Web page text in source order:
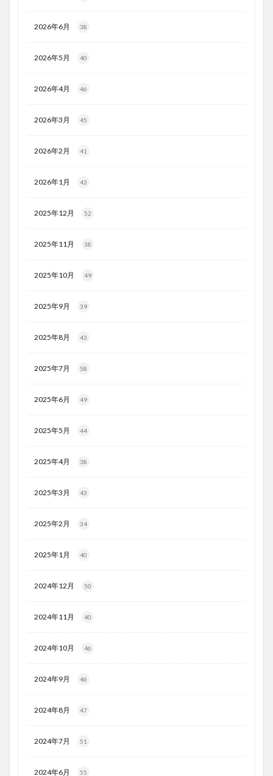
2026年6月 38
2026年5月 40
2026年4月 46
2026年3月 45
2026年2月 41
2026年1月 43
2025年12月 52
2025年11月 38
2025年10月 49
2025年9月 39
2025年8月 43
2025年7月 58
2025年6月 49
2025年5月 44
2025年4月 38
2025年3月 43
2025年2月 34
2025年1月 40
2024年12月 50
2024年11月 40
2024年10月 46
2024年9月 46
2024年8月 47
2024年7月 51
2024年6月 55